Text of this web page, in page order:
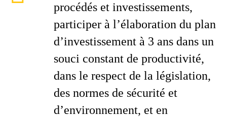
procédés et investissements,
participer à l’élaboration du plan
d’investissement à 3 ans dans un
souci constant de productivité,
dans le respect de la législation,
des normes de sécurité et
d’environnement, et en